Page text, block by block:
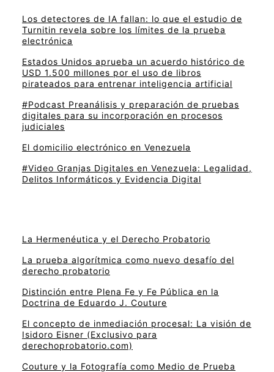
Los detectores de IA fallan: lo que el estudio de
Turnitin revela sobre los límites de la prueba
electrónica
Estados Unidos aprueba un acuerdo histórico de
USD 1.500 millones por el uso de libros
pirateados para entrenar inteligencia artificial
#Podcast Preanálisis y preparación de pruebas
digitales para su incorporación en procesos
judiciales
El domicilio electrónico en Venezuela
#Video Granjas Digitales en Venezuela: Legalidad,
Delitos Informáticos y Evidencia Digital
La Hermenéutica y el Derecho Probatorio
La prueba algorítmica como nuevo desafío del
derecho probatorio
Distinción entre Plena Fe y Fe Pública en la
Doctrina de Eduardo J. Couture
El concepto de inmediación procesal: La visión de
Isidoro Eisner (Exclusivo para
derechoprobatorio.com)
Couture y la Fotografía como Medio de Prueba